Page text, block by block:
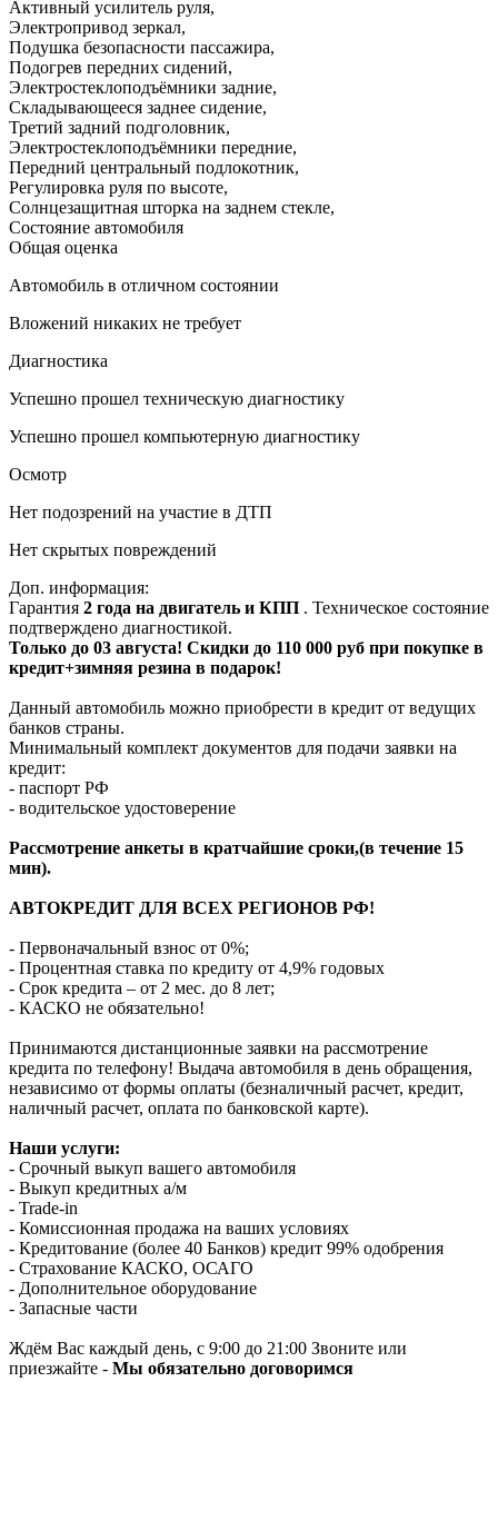
Активный усилитель руля,
Электропривод зеркал,
Подушка безопасности пассажира,
Подогрев передних сидений,
Электростеклоподъёмники задние,
Складывающееся заднее сидение,
Третий задний подголовник,
Электростеклоподъёмники передние,
Передний центральный подлокотник,
Регулировка руля по высоте,
Солнцезащитная шторка на заднем стекле,
Состояние автомобиля
Общая оценка
Автомобиль в отличном состоянии
Вложений никаких не требует
Диагностика
Успешно прошел техническую диагностику
Успешно прошел компьютерную диагностику
Осмотр
Нет подозрений на участие в ДТП
Нет скрытых повреждений
Доп. информация:
Гарантия 2 года на двигатель и КПП . Техническое состояние
подтверждено диагностикой.
Только до 03 августа! Скидки до 110 000 руб при покупке в
кредит+зимняя резина в подарок!
Данный автомобиль можно приобрести в кредит от ведущих
банков страны.
Минимальный комплект документов для подачи заявки на
кредит:
- паспорт РФ
- водительское удостоверение
Рассмотрение анкеты в кратчайшие сроки,(в течение 15
мин).
АВТОКРЕДИТ ДЛЯ ВСЕХ РЕГИОНОВ РФ!
- Первоначальный взнос от 0%;
- Процентная ставка по кредиту от 4,9% годовых
- Срок кредита – от 2 мес. до 8 лет;
- КАСКО не обязательно!
Принимаются дистанционные заявки на рассмотрение
кредита по телефону! Выдача автомобиля в день обращения,
независимо от формы оплаты (безналичный расчет, кредит,
наличный расчет, оплата по банковской карте).
Наши услуги:
- Срочный выкуп вашего автомобиля
- Выкуп кредитных а/м
- Trade-in
- Комиссионная продажа на ваших условиях
- Кредитование (более 40 Банков) кредит 99% одобрения
- Страхование КАСКО, ОСАГО
- Дополнительное оборудование
- Запасные части
Ждём Вас каждый день, с 9:00 до 21:00 Звоните или
приезжайте - Мы обязательно договоримся